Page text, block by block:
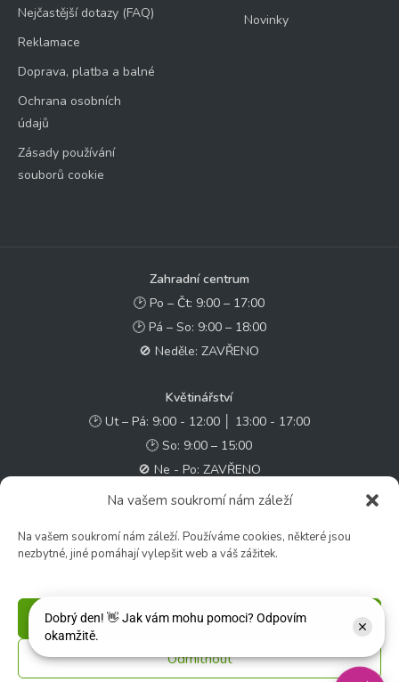
Na vašem soukromí nám záleží
Na vašem soukromí nám záleží. Používáme cookies, některé jsou
nezbytné, jiné pomáhají vylepšit web a váš zážitek.
Příjmout
Odmítnout
Nejčastější dotazy (FAQ)
Reklamace
Doprava, platba a balné
Ochrana osobních
údajů
Zásady používání
souborů cookie
Novinky
Zahradní centrum
🕑 Po – Čt: 9:00 – 17:00
🕑 Pá – So: 9:00 – 18:00
🚫 Neděle: ZAVŘENO
Květinářství
🕑 Ut – Pá: 9:00 - 12:00 │ 13:00 - 17:00
🕑 So: 9:00 – 15:00
🚫 Ne - Po: ZAVŘENO
✉️ e-shop@zcstrakovo.cz